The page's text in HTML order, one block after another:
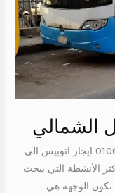
الشمالي
ايجار اتوبيس الى الساحل الشمالي 01067451866 ايجار اتوبيس الى
الأنشطة التي يبحث
تكون الوجهة هي